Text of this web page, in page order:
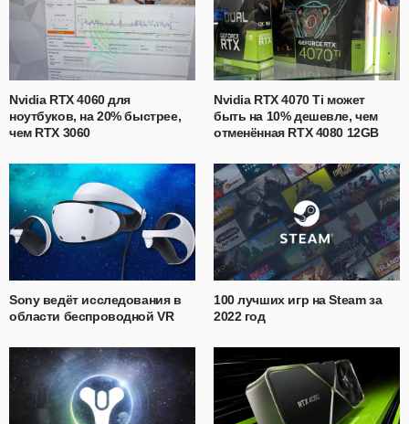
Nvidia RTX 4060 для
ноутбуков, на 20% быстрее,
чем RTX 3060
Nvidia RTX 4070 Ti может
быть на 10% дешевле, чем
отменённая RTX 4080 12GB
Sony ведёт исследования в
области беспроводной VR
100 лучших игр на Steam за
2022 год